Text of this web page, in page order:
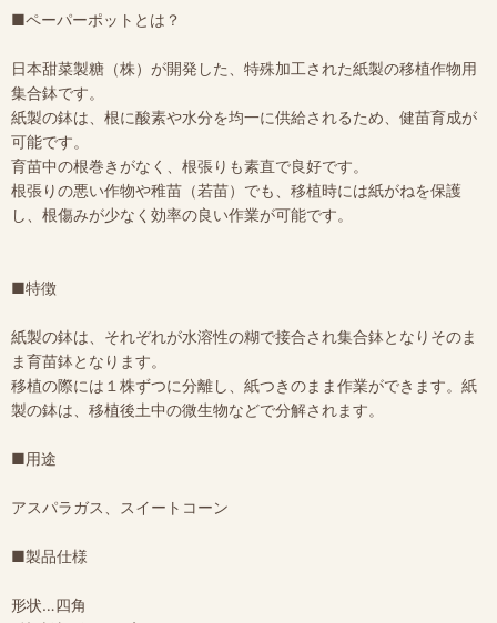
■ペーパーポットとは？
日本甜菜製糖（株）が開発した、特殊加工された紙製の移植作物用
集合鉢です。
紙製の鉢は、根に酸素や水分を均一に供給されるため、健苗育成が
可能です。
育苗中の根巻きがなく、根張りも素直で良好です。
根張りの悪い作物や稚苗（若苗）でも、移植時には紙がねを保護
し、根傷みが少なく効率の良い作業が可能です。
■特徴
紙製の鉢は、それぞれが水溶性の糊で接合され集合鉢となりそのま
ま育苗鉢となります。
移植の際には１株ずつに分離し、紙つきのまま作業ができます。紙
製の鉢は、移植後土中の微生物などで分解されます。
■用途
アスパラガス、スイートコーン
■製品仕様
形状…四角